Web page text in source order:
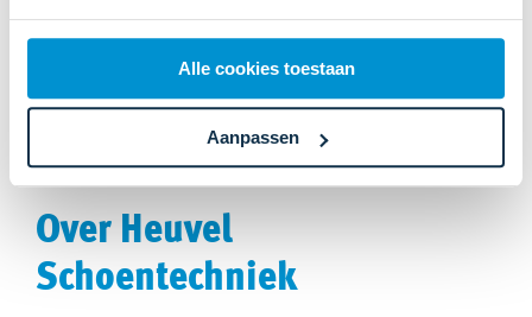
Alle cookies toestaan
Aanpassen
om te weten: je hebt recht op een reservepaar.
Over Heuvel
Schoentechniek